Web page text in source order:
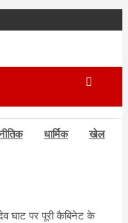
धार्मिक खेल
घाट पर पूरी कैबिनेट के